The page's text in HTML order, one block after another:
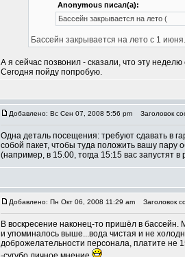
Anonymous писал(а):
Бассейн закрывается на лето (
Бассейн закрывается на лето с 1
А я сейчас позвонил - сказали, что эту
Сегодня пойду попробую.
Добавлено: Вс Сен 07, 2008 5:56 pm Заголовок
Одна деталь посещения: требуют сдавать в
собой пакет, чтобы туда положить вашу пару
(например, в 15.00, тогда 15:15 вас запустят в
Добавлено: Пн Окт 06, 2008 11:29 am Заголовок
В воскресение наконец-то пришёл в
и упоминалось выше...вода чистая и не
доброжелательности персонала, платите не